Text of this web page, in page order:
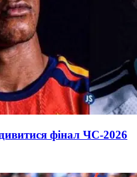
фінал ЧС-2026